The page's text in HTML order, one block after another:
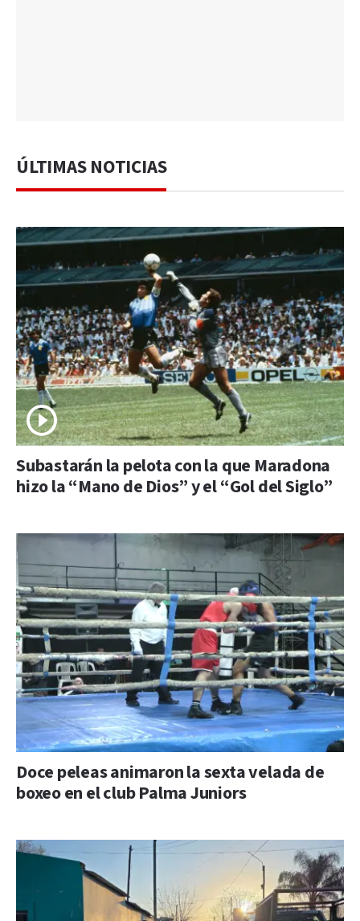
ÚLTIMAS NOTICIAS
Subastarán la pelota con la que Maradona
hizo la “Mano de Dios” y el “Gol del Siglo”
Doce peleas animaron la sexta velada de
boxeo en el club Palma Juniors